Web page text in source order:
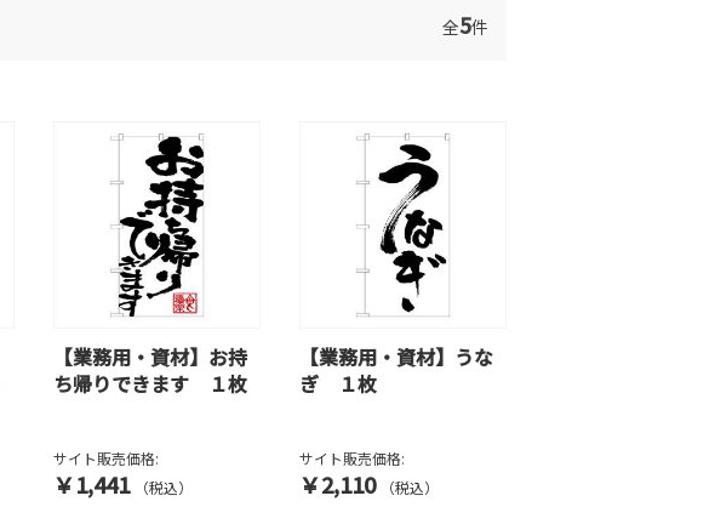
全5件
【業務用・資材】お持
ち帰りできます １枚
サイト販売価格:
￥1,441 （税込）
【業務用・資材】うな
ぎ １枚
サイト販売価格:
￥2,110 （税込）